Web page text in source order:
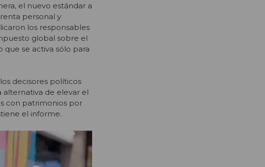
el nuevo estándar a
personal y
los responsables
global sobre el
se activa sólo para
decisores políticos
alternativa de elevar el
con patrimonios por
el informe.